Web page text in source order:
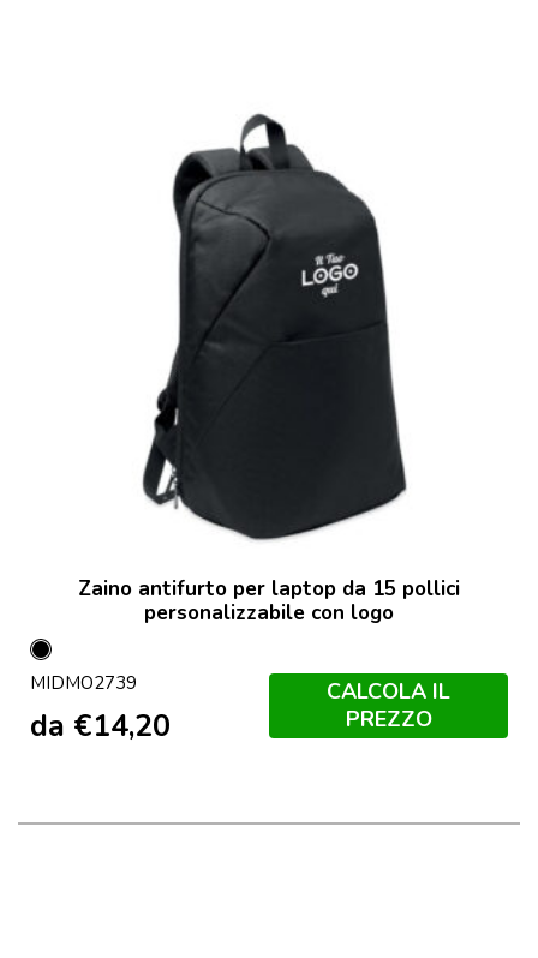
Zaino antifurto per laptop da 15 pollici
personalizzabile con logo
Nero
MIDMO2739
da €14,20
CALCOLA IL
PREZZO